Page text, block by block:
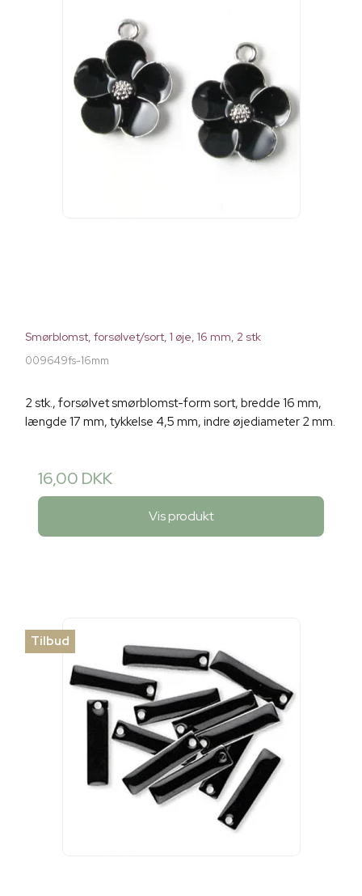
Smørblomst, forsølvet/sort, 1 øje, 16 mm, 2 stk
009649fs-16mm
2 stk., forsølvet smørblomst-form sort, bredde 16 mm,
længde 17 mm, tykkelse 4,5 mm, indre øjediameter 2 mm.
16,00 DKK
Vis produkt
Tilbud